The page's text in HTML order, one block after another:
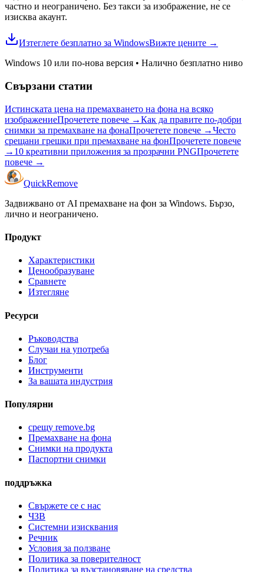
частно и неограничено. Без такси за изображение, не се
изисква акаунт.
Изтеглете безплатно за WindowsВижте цените →
Windows 10 или по-нова версия • Налично безплатно ниво
Свързани статии
Истинската цена на премахването на фона на всяко
изображениеПрочетете повече →Как да правите по-добри
снимки за премахване на фонаПрочетете повече →Често
срещани грешки при премахване на фонПрочетете повече
→ 10 креативни приложения за прозрачни PNGПрочетете
повече →
QuickRemove
Задвижвано от AI премахване на фон за Windows. Бързо,
лично и неограничено.
Продукт
Характеристики
Ценообразуване
Сравнете
Изтегляне
Ресурси
Ръководства
Случаи на употреба
Блог
Инструменти
За вашата индустрия
Популярни
срещу remove.bg
Премахване на фона
Снимки на продукта
Паспортни снимки
поддръжка
Свържете се с нас
ЧЗВ
Системни изисквания
Речник
Условия за ползване
Политика за поверителност
Политика за възстановяване на средства